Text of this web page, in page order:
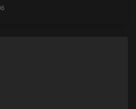
grands peintres d'aujourd'hui